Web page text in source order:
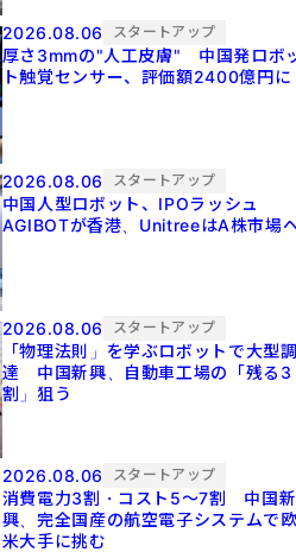
2026.08.06 スタートアップ
厚さ3mmの"人工皮膚" 中国発ロボ
ト触覚センサー、評価額2400億円に
2026.08.06 スタートアップ
中国人型ロボット、IPOラッシュ
AGIBOTが香港、UnitreeはA株市場
2026.08.06 スタートアップ
「物理法則」を学ぶロボットで大型
達 中国新興、自動車工場の「残る3
割」狙う
2026.08.06 スタートアップ
消費電力3割・コスト5〜7割 中国新
興、完全国産の航空電子システムで
米大手に挑む